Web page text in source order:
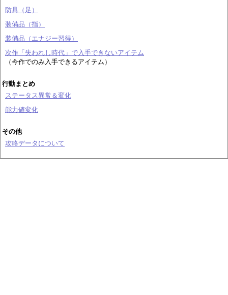
防具（足）
装備品（指）
装備品（エナジー習得）
次作「失われし時代」で入手できないアイテム
（今作でのみ入手できるアイテム）
行動まとめ
ステータス異常＆変化
能力値変化
その他
攻略データについて